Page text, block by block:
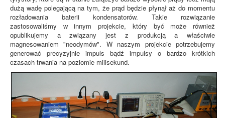
dużą wadę polegającą na tym, że prąd będzie płynął aż do momentu
rozładowania baterii kondensatorów. Takie rozwiązanie
zastosowaliśmy w innym projekcie, który być może również
opublikujemy a związany jest z produkcją a właściwie
magnesowaniem "neodymów". W naszym projekcie potrzebujemy
generować precyzyjnie impuls bądź impulsy o bardzo krótkich
czasach trwania na poziomie milisekund.